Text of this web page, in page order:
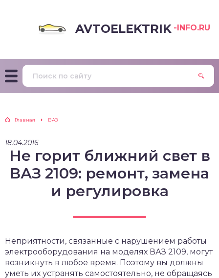
AVTOELEKTRIK -INFO.RU
Главная ВАЗ
18.04.2016
Не горит ближний свет в
ВАЗ 2109: ремонт, замена
и регулировка
Неприятности, связанные с нарушением работы
электрооборудования на моделях ВАЗ 2109, могут
возникнуть в любое время. Поэтому вы должны
уметь их устранять самостоятельно, не обращаясь